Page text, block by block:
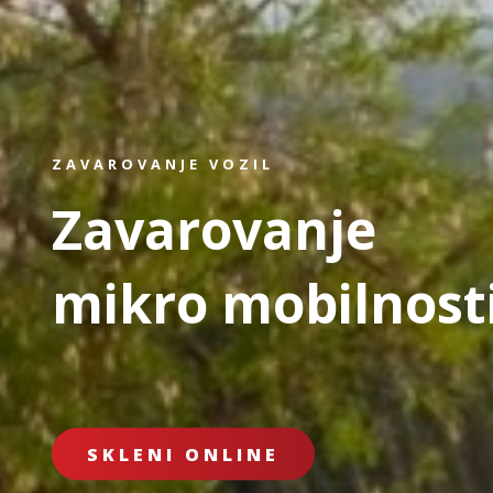
ZAVAROVANJE VOZIL
Zavarovanje
mikro
SKLENI ONLINE